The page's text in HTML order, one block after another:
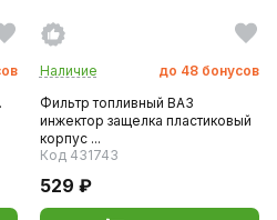
Наличие до 48 бонусов
Фильтр топливный ВАЗ
инжектор защелка пластиковый
корпус ...
Код 431743
529 ₽